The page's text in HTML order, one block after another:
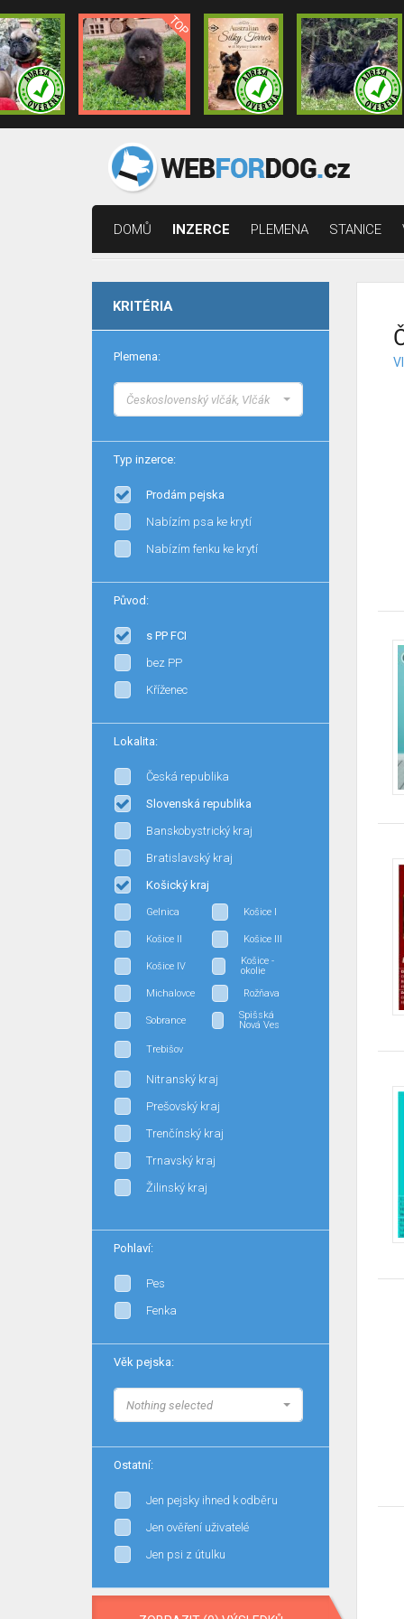
DOMŮ INZERCE PLEMENA STANICE
KRITÉRIA
Plemena:
Československý vlčák, Vlčák
Typ inzerce:
Prodám pejska
Nabízím psa ke krytí
Nabízím fenku ke krytí
Původ:
s PP FCI
bez PP
Kříženec
Lokalita:
Česká republika
Slovenská republika
Banskobystrický kraj
Bratislavský kraj
Košický kraj
Gelnica Košice I
Košice II Košice III
Košice IV
Košice -
okolie
Michalovce
Rožňava
Sobrance
Spišská
Nová Ves
Trebišov
Nitranský kraj
Prešovský kraj
Trenčínský kraj
Trnavský kraj
Žilinský kraj
Pohlaví:
Pes
Fenka
Věk pejska:
Nothing selected
Ostatní:
Jen pejsky ihned k odběru
Jen ověření uživatelé
Jen psi z útulku